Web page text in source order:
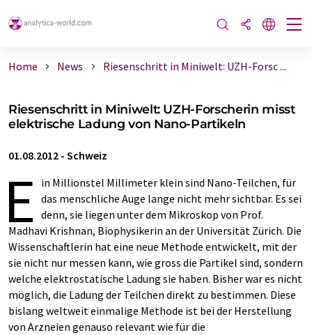
Home News Riesenschritt in Miniwelt: UZH-Forsc ...
Riesenschritt in Miniwelt: UZH-Forscherin misst
elektrische Ladung von Nano-Partikeln
01.08.2012 - Schweiz
E
in Millionstel Millimeter klein sind Nano-Teilchen, für
das menschliche Auge lange nicht mehr sichtbar. Es sei
denn, sie liegen unter dem Mikroskop von Prof.
Madhavi Krishnan, Biophysikerin an der Universität Zürich. Die
Wissenschaftlerin hat eine neue Methode entwickelt, mit der
sie nicht nur messen kann, wie gross die Partikel sind, sondern
welche elektrostatische Ladung sie haben. Bisher war es nicht
möglich, die Ladung der Teilchen direkt zu bestimmen. Diese
bislang weltweit einmalige Methode ist bei der Herstellung
von Arzneien genauso relevant wie für die